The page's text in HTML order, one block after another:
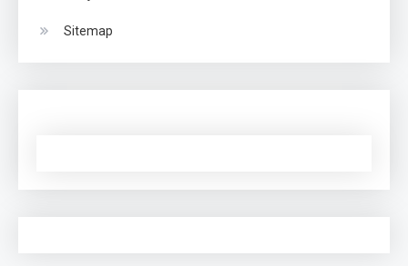
Sitemap